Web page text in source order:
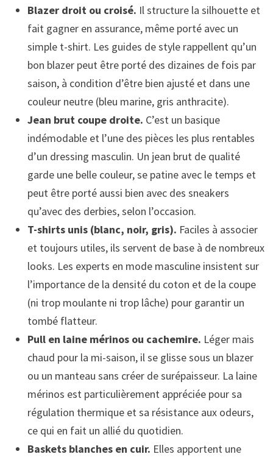
Blazer droit ou croisé. Il structure la silhouette et
fait gagner en assurance, même porté avec un
simple t-shirt. Les guides de style rappellent qu’un
bon blazer peut être porté des dizaines de fois par
saison, à condition d’être bien ajusté et dans une
couleur neutre (bleu marine, gris anthracite).
Jean brut coupe droite. C’est un basique
indémodable et l’une des pièces les plus rentables
d’un dressing masculin. Un jean brut de qualité
garde une belle couleur, se patine avec le temps et
peut être porté aussi bien avec des sneakers
qu’avec des derbies, selon l’occasion.
T-shirts unis (blanc, noir, gris). Faciles à associer
et toujours utiles, ils servent de base à de nombreux
looks. Les experts en mode masculine insistent sur
l’importance de la densité du coton et de la coupe
(ni trop moulante ni trop lâche) pour garantir un
tombé flatteur.
Pull en laine mérinos ou cachemire. Léger mais
chaud pour la mi-saison, il se glisse sous un blazer
ou un manteau sans créer de surépaisseur. La laine
mérinos est particulièrement appréciée pour sa
régulation thermique et sa résistance aux odeurs,
ce qui en fait un allié du quotidien.
Baskets blanches en cuir. Elles apportent une